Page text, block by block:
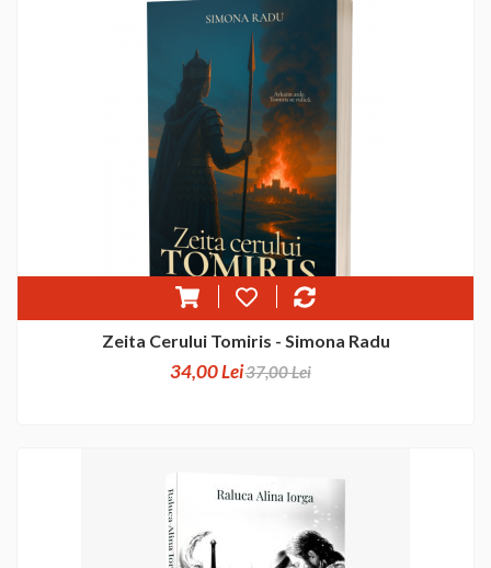
Zeita Cerului Tomiris - Simona Radu
34,00 Lei37,00 Lei